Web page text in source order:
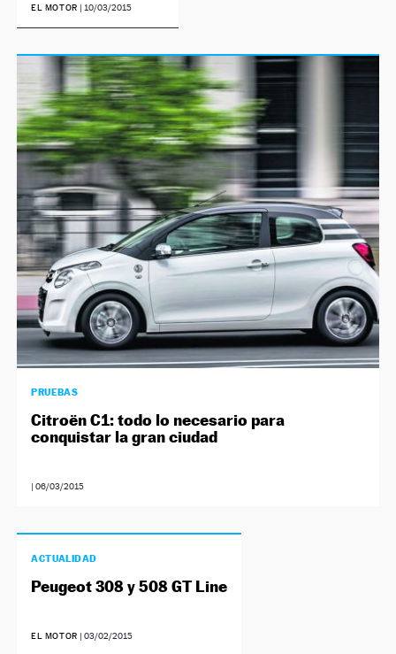
EL MOTOR | 10/03/2015
PRUEBAS
Citroën C1: todo lo necesario para
conquistar la gran ciudad
|06/03/2015
ACTUALIDAD
Peugeot 308 y 508 GT Line
EL MOTOR | 03/02/2015